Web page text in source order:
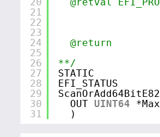
21
22
23
24
25
26
27
28
29
30
31
@return
**/
STATIC
EFI_STATUS
OUT UINT64
)